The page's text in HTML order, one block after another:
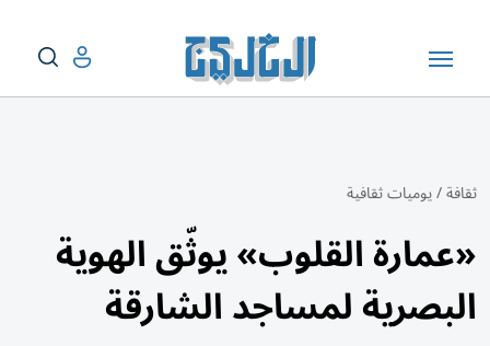
ثقافة/يوميات ثقافية
«عمارة القلوب» يوثّق الهوية
البصرية لمساجد الشارقة